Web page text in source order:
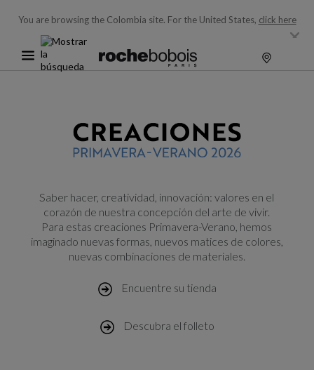
You are browsing the Colombia site. For the United States, click here
Saber hacer, creatividad, innovación: valores en el
corazón de nuestra concepción del arte de vivir.
Para estas creaciones Primavera-Verano, hemos
imaginado nuevas formas, nuevos matices de colores,
nuevas combinaciones de materiales.
Encuentre su tienda
Descubra el folleto